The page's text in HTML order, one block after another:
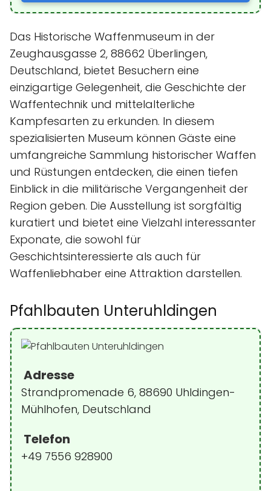
Das Historische Waffenmuseum in der
Zeughausgasse 2, 88662 Überlingen,
Deutschland, bietet Besuchern eine
einzigartige Gelegenheit, die Geschichte der
Waffentechnik und mittelalterliche
Kampfesarten zu erkunden. In diesem
spezialisierten Museum können Gäste eine
umfangreiche Sammlung historischer Waffen
und Rüstungen entdecken, die einen tiefen
Einblick in die militärische Vergangenheit der
Region geben. Die Ausstellung ist sorgfältig
kuratiert und bietet eine Vielzahl interessanter
Exponate, die sowohl für
Geschichtsinteressierte als auch für
Waffenliebhaber eine Attraktion darstellen.
Pfahlbauten Unteruhldingen
Adresse
Strandpromenade 6, 88690 Uhldingen-
Mühlhofen, Deutschland
Telefon
+49 7556 928900